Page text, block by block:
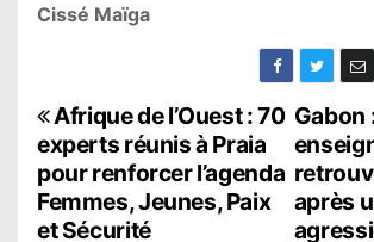
Cissé Maïga
N
a
v
Gabon
après
Afrique de l’Ouest : 70
experts réunis à Praia
pour renforcer l’agenda
Femmes, Jeunes, Paix
et Sécurité